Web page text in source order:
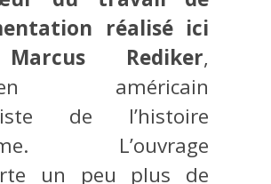
réalisé ici
Rediker,
américain
de l’histoire
L’ouvrage
un peu plus de